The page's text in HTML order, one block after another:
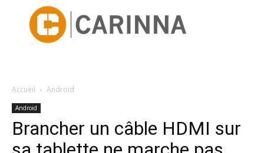
Accueil Android
Android
Brancher un câble HDMI sur